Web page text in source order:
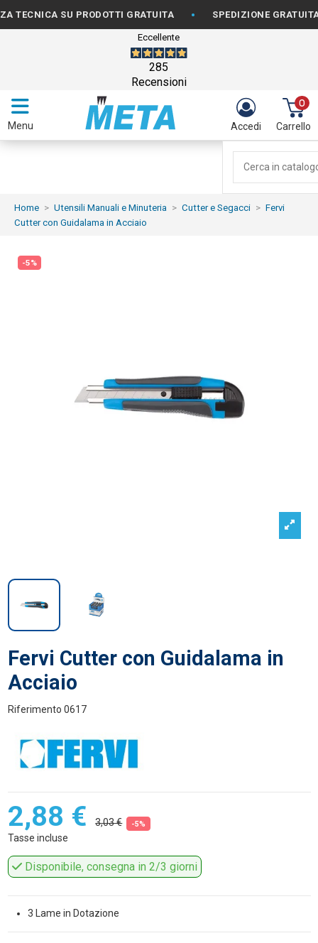
SU PRODOTTI GRATUITA • SPEDIZIONE GRATUITA
Eccellente
285
Recensioni
Menu Accedi
0
Carrello
Home Utensili Manuali e Minuteria Cutter e Segacci
Fervi
Cutter con Guidalama in Acciaio
-5%
Fervi Cutter con Guidalama in
Acciaio
Riferimento 0617
2,88 € 3,03 € -5%
Tasse incluse
Disponibile, consegna in 2/3 giorni
3 Lame in Dotazione